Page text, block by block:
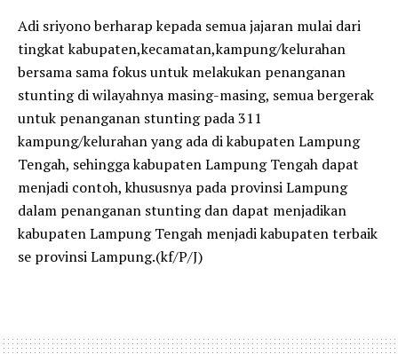
Adi sriyono berharap kepada semua jajaran mulai dari
tingkat kabupaten,kecamatan,kampung/kelurahan
bersama sama fokus untuk melakukan penanganan
stunting di wilayahnya masing-masing, semua bergerak
untuk penanganan stunting pada 311
kampung/kelurahan yang ada di kabupaten Lampung
Tengah, sehingga kabupaten Lampung Tengah dapat
menjadi contoh, khususnya pada provinsi Lampung
dalam penanganan stunting dan dapat menjadikan
kabupaten Lampung Tengah menjadi kabupaten terbaik
se provinsi Lampung.(kf/P/J)